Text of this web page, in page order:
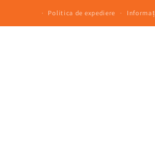
Politica de expediere